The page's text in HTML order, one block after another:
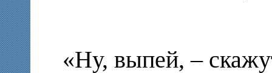
«Ну, выпей, –